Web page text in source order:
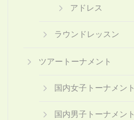
アドレス
ラウンドレッスン
ツアートーナメント
国内女子トーナメント
国内男子トーナメント